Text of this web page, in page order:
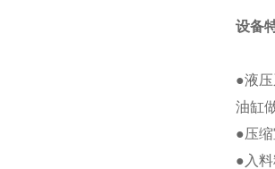
设备
●液
油缸
●压
●入